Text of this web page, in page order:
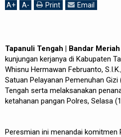
A+ A- Print Email
Tapanuli Tengah | Bandar
kunjungan kerjanya di Kabupaten
Whisnu Hermawan Februanto,
Satuan Pelayanan Pemenuhan Gizi
Tengah serta melaksanakan
ketahanan pangan Polres, Selasa
Peresmian ini menandai komitmen